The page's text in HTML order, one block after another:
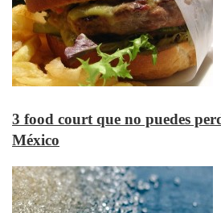
3 food court que no puedes
México